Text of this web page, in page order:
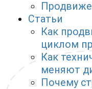
Статьи
Как
циклом
Как
меняют
Почему